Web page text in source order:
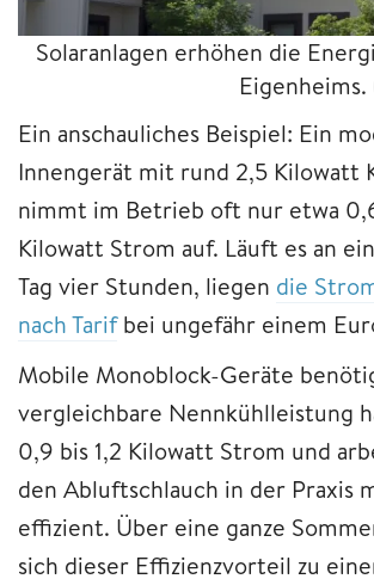
Solaranlagen erhöhen die
Eigenheims.
Ein anschauliches Beispiel: Ein
Innengerät mit rund 2,5 Kilowatt
nimmt im Betrieb oft nur etwa
Kilowatt Strom auf. Läuft es an
Tag vier Stunden, liegen die
nach Tarifbei ungefähr einem
Mobile Monoblock-Geräte
vergleichbare Nennkühlleistung
0,9 bis 1,2 Kilowatt Strom und
den Abluftschlauch in der Praxis
effizient. Über eine ganze
sich dieser Effizienzvorteil zu